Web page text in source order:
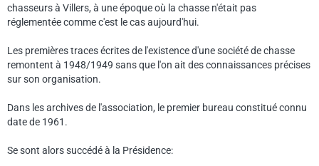
chasseurs à Villers, à une époque où la chasse n'était pas
réglementée comme c'est le cas aujourd'hui.
Les premières traces écrites de l'existence d'une société de chasse
remontent à 1948/1949 sans que l'on ait des connaissances précises
sur son organisation.
Dans les archives de l'association, le premier bureau constitué connu
date de 1961.
Se sont alors succédé à la Présidence: